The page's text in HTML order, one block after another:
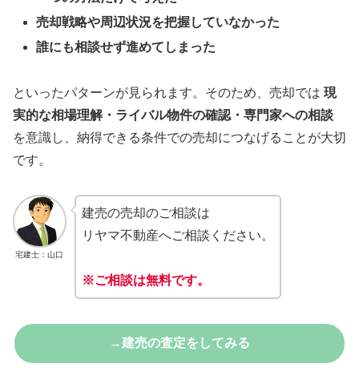
売却戦略や周辺状況を把握していなかった
誰にも相談せず進めてしまった
といったパターンが見られます。そのため、売却では 現
実的な相場理解・ライバル物件の確認・専門家への相談
を意識し、納得できる条件での売却につなげることが大切
です。
宅建士：山口
建売の売却のご相談は
リヤマ不動産へご相談ください。
※ご相談は無料です。
→建売の査定をしてみる